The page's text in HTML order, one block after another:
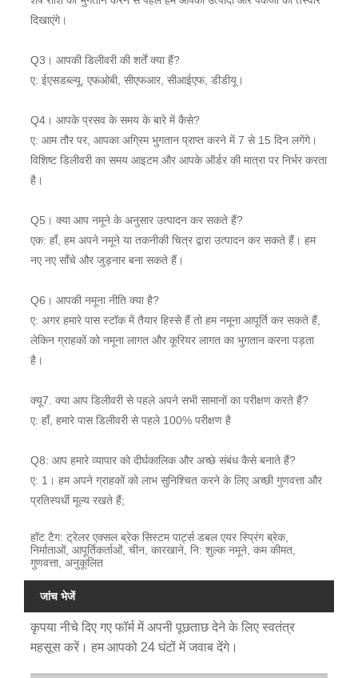
दिखाएंगे।
Q3। आपकी डिलीवरी की शर्तें क्या हैं?
ए: ईएसडब्ल्यू, एफओबी, सीएफआर, सीआईएफ, डीडीयू।
Q4। आपके प्रसव के समय के बारे में कैसे?
ए: आम तौर पर, आपका अग्रिम भुगतान प्राप्त करने में 7 से 15 दिन लगेंगे।
विशिष्ट डिलीवरी का समय आइटम और आपके ऑर्डर की मात्रा पर निर्भर करता
है।
Q5। क्या आप नमूने के अनुसार उत्पादन कर सकते हैं?
एक: हाँ, हम अपने नमूने या तकनीकी चित्र द्वारा उत्पादन कर सकते हैं। हम
नए नए साँचे और जुड़नार बना सकते हैं।
Q6। आपकी नमूना नीति क्या है?
ए: अगर हमारे पास स्टॉक में तैयार हिस्से हैं तो हम नमूना आपूर्ति कर सकते हैं,
लेकिन ग्राहकों को नमूना लागत और कूरियर लागत का भुगतान करना पड़ता
है।
क्यू7. क्या आप डिलीवरी से पहले अपने सभी सामानों का परीक्षण करते हैं?
ए: हाँ, हमारे पास डिलीवरी से पहले 100% परीक्षण है
Q8: आप हमारे व्यापार को दीर्घकालिक और अच्छे संबंध कैसे बनाते हैं?
ए: 1। हम अपने ग्राहकों को लाभ सुनिश्चित करने के लिए अच्छी गुणवत्ता और
प्रतिस्पर्धी मूल्य रखते हैं;
हॉट टैग: ट्रेलर एक्सल ब्रेक सिस्टम पार्ट्स डबल एयर स्प्रिंग ब्रेक,
निर्माताओं, आपूर्तिकर्ताओं, चीन, कारखाने, नि: शुल्क नमूने, कम कीमत,
गुणवत्ता, अनुकूलित
जांच भेजें
कृपया नीचे दिए गए फॉर्म में अपनी पूछताछ देने के लिए स्वतंत्र
महसूस करें। हम आपको 24 घंटों में जवाब देंगे।